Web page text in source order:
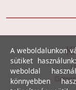
A weboldalunkon
sütiket
weboldal
könnyebben